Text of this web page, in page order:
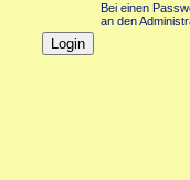
Bei einen
an den